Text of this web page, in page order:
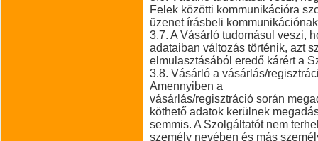
Felek közötti kommunikációra
üzenet írásbeli
3.7. A Vásárló tudomásul veszi,
adataiban változás történik, azt
elmulasztásából eredő kárért a
3.8. Vásárló a vásárlás/
Amennyiben a
vásárlás/regisztráció során
köthető adatok kerülnek
semmis. A Szolgáltatót nem
személy nevében és más